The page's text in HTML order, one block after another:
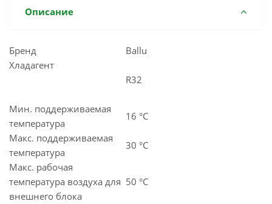
Описание
Бренд
Ballu
Хладагент
R32
Мин. поддерживаемая
температура
16 °С
Макс. поддерживаемая
температура
30 °С
Макс. рабочая
температура воздуха для
внешнего блока
50 °С